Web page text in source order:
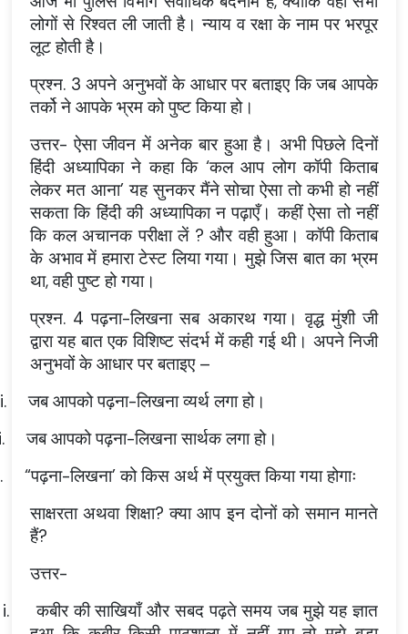
लोगों से रिश्वत ली जाती है। न्याय व रक्षा के नाम पर भरपूर
लूट होती है।
प्रश्न. 3 अपने अनुभवों के आधार पर बताइए कि जब आपके
तर्को ने आपके भ्रम को पुष्ट किया हो।
उत्तर- ऐसा जीवन में अनेक बार हुआ है। अभी पिछले दिनों
हिंदी अध्यापिका ने कहा कि ‘कल आप लोग कॉपी किताब
लेकर मत आना’ यह सुनकर मैंने सोचा ऐसा तो कभी हो नहीं
सकता कि हिंदी की अध्यापिका न पढ़ाएँ। कहीं ऐसा तो नहीं
कि कल अचानक परीक्षा लें ? और वही हुआ। कॉपी किताब
के अभाव में हमारा टेस्ट लिया गया। मुझे जिस बात का भ्रम
था, वही पुष्ट हो गया।
प्रश्न. 4 पढ़ना-लिखना सब अकारथ गया। वृद्ध मुंशी जी
द्वारा यह बात एक विशिष्ट संदर्भ में कही गई थी। अपने निजी
अनुभवों के आधार पर बताइए –
i.
जब आपको पढ़ना-लिखना व्यर्थ लगा हो।
जब आपको पढ़ना-लिखना सार्थक लगा हो।
“पढ़ना-लिखना’ को किस अर्थ में प्रयुक्त किया गया होगाः
साक्षरता अथवा शिक्षा? क्या आप इन दोनों को समान मानते
हैं?
उत्तर-
i.
कबीर की साखियाँ और सबद पढ़ते समय जब मुझे यह ज्ञात